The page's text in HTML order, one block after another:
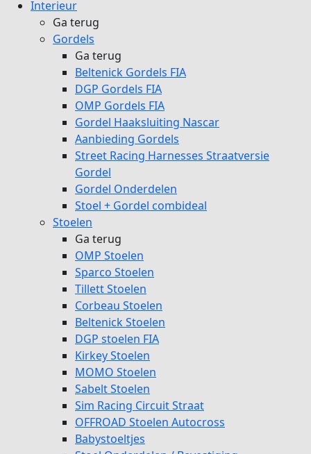
Interieur
Ga terug
Gordels
Ga terug
Beltenick Gordels FIA
DGP Gordels FIA
OMP Gordels FIA
Gordel Haaksluiting Nascar
Aanbieding Gordels
Street Racing Harnesses Straatversie
Gordel
Gordel Onderdelen
Stoel + Gordel combideal
Stoelen
Ga terug
OMP Stoelen
Sparco Stoelen
Tillett Stoelen
Corbeau Stoelen
Beltenick Stoelen
DGP stoelen FIA
Kirkey Stoelen
MOMO Stoelen
Sabelt Stoelen
Sim Racing Circuit Straat
OFFROAD Stoelen Autocross
Babystoeltjes